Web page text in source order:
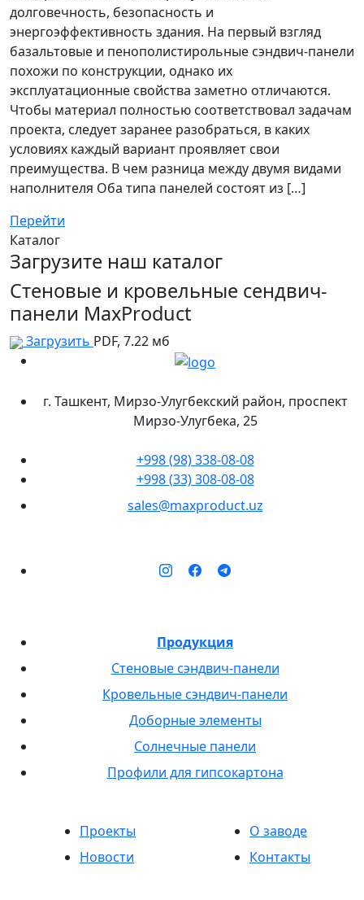
долговечность, безопасность и
энергоэффективность здания. На первый взгляд
базальтовые и пенополистирольные сэндвич-панели
похожи по конструкции, однако их
эксплуатационные свойства заметно отличаются.
Чтобы материал полностью соответствовал задачам
проекта, следует заранее разобраться, в каких
условиях каждый вариант проявляет свои
преимущества. В чем разница между двумя видами
наполнителя Оба типа панелей состоят из […]
Перейти
Каталог
Загрузите наш каталог
Стеновые и кровельные сендвич-
панели MaxProduct
Загрузить PDF, 7.22 мб
г. Ташкент, Мирзо-Улугбекский район, проспект
Мирзо-Улугбека, 25
+998 (98) 338-08-08
+998 (33) 308-08-08
sales@maxproduct.uz
Продукция
Стеновые сэндвич-панели
Кровельные сэндвич-панели
Доборные элементы
Солнечные панели
Профили для гипсокартона
Проекты
Новости
О заводе
Контакты